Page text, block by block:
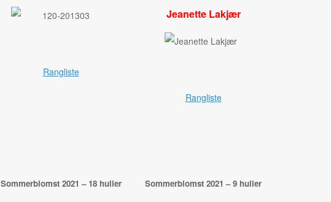
Rangliste
Jeanette Lakjær
Rangliste
Sommerblomst 2021 – 18 huller Sommerblomst 2021 – 9 huller